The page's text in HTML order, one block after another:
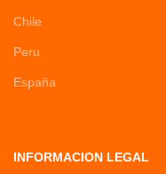
Chile
Peru
España
INFORMACION LEGAL